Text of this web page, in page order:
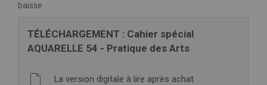
baisse
TÉLÉCHARGEMENT : Cahier spécial
AQUARELLE 54 - Pratique des Arts
La version digitale à lire après achat